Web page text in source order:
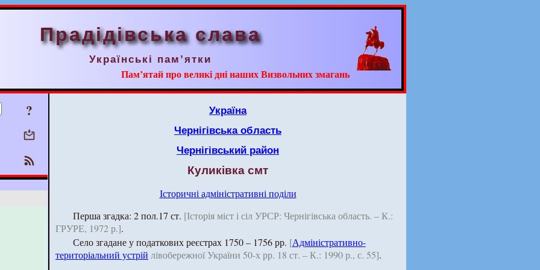
Прадідівська слава
Українські пам’ятки
Пам’ятай про великі дні наших Визвольних змагань
?
Україна
Чернігівська область
Чернігівський район
Куликівка смт
Історичні адміністративні поділи
Перша згадка: 2 пол.17 ст. [Історія міст і сіл УРСР: Чернігівська область. – К.:
ГРУРЕ, 1972 р.].
Село згадане у податкових реєстрах 1750 – 1756 рр. [Адміністративно-
територіальний устрій лівобережної України 50-х рр. 18 ст. – К.: 1990 р., с. 55].